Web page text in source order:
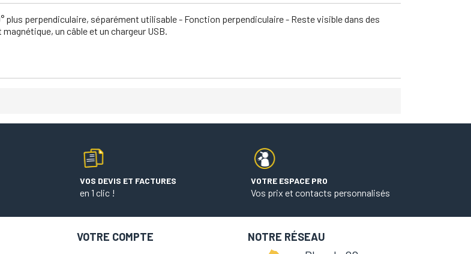
plus perpendiculaire, séparément utilisable - Fonction perpendiculaire - Reste visible dans des
un câble et un chargeur USB.
VOS DEVIS ET FACTURES
en 1 clic !
VOTRE ESPACE PRO
Vos prix et contacts personnalisés
VOTRE COMPTE NOTRE RÉSEAU